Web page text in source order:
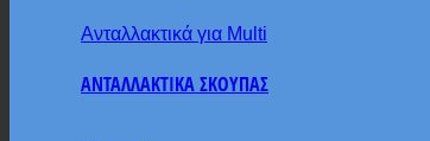
Ανταλλακτικά για Multi
ΑΝΤΑΛΛΑΚΤΙΚΑ ΣΚΟΥΠΑΣ